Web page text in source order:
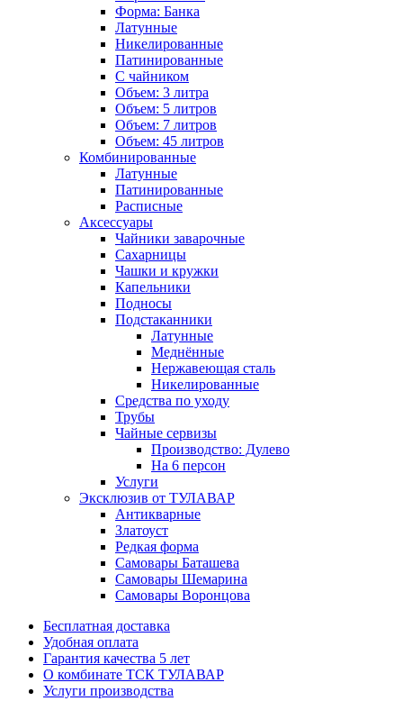
Форма: Банка
Латунные
Никелированные
Патинированные
С чайником
Объем: 3 литра
Объем: 5 литров
Объем: 7 литров
Объем: 45 литров
Комбинированные
Латунные
Патинированные
Расписные
Аксессуары
Чайники заварочные
Сахарницы
Чашки и кружки
Капельники
Подносы
Подстаканники
Латунные
Меднённые
Нержавеющая сталь
Никелированные
Средства по уходу
Трубы
Чайные сервизы
Производство: Дулево
На 6 персон
Услуги
Эксклюзив от ТУЛАВАР
Антикварные
Златоуст
Редкая форма
Самовары Баташева
Самовары Шемарина
Самовары Воронцова
Бесплатная доставка
Удобная оплата
Гарантия качества 5 лет
О комбинате ТСК ТУЛАВАР
Услуги производства